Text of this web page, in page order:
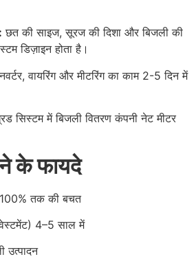
छत की साइज, सूरज की दिशा और बिजली की
डिज़ाइन होता है।
वायरिंग और मीटरिंग का काम 2-5 दिन में
सिस्टम में बिजली वितरण कंपनी नेट मीटर
के फायदे
तक की बचत
4–5 साल में
उत्पादन